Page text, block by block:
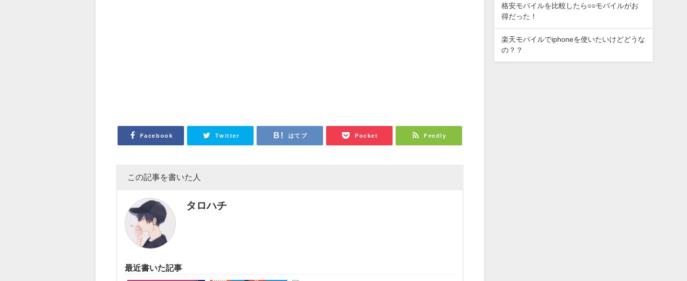
Facebook Twitter はてブ Pocket Feedly
この記事を書いた人
タロハチ
最近書いた記事
格安モバイルを比較したら○○モバイルがお
得だった！
楽天モバイルでiphoneを使いたいけどどうな
の？？